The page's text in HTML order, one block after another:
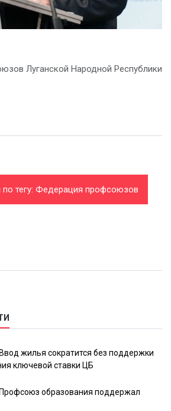
Луганской Народной Республики
по тегу: Федерация профсоюзов
Ввод жилья сократится без поддержки
ключевой ставки ЦБ
Профсоюз образования поддержал